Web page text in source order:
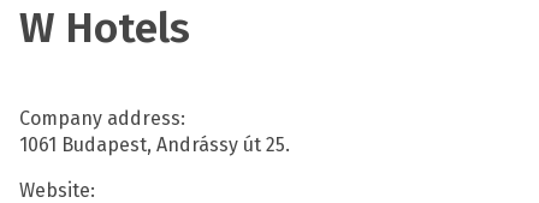
W Hotels
Company address:
1061 Budapest, Andrássy út 25.
Website: